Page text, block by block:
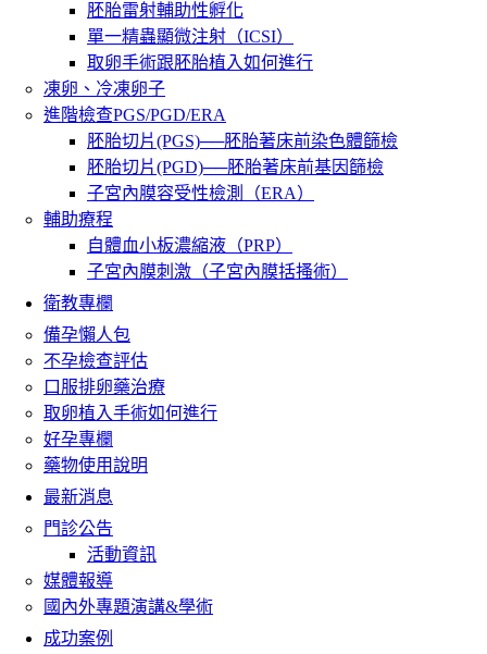
胚胎雷射輔助性孵化
單一精蟲顯微注射（ICSI）
取卵手術跟胚胎植入如何進行
凍卵、冷凍卵子
進階檢查PGS/PGD/ERA
胚胎切片(PGS)──胚胎著床前染色體篩檢
胚胎切片(PGD)──胚胎著床前基因篩檢
子宮內膜容受性檢測（ERA）
輔助療程
自體血小板濃縮液（PRP）
子宮內膜刺激（子宮內膜括搔術）
衛教專欄
備孕懶人包
不孕檢查評估
口服排卵藥治療
取卵植入手術如何進行
好孕專欄
藥物使用說明
最新消息
門診公告
活動資訊
媒體報導
國內外專題演講&學術
成功案例